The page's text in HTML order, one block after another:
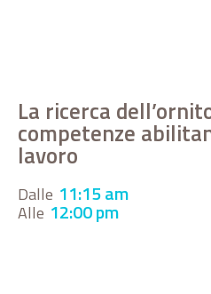
La ricerca
competenze
lavoro
Dalle 11:15 am
Alle 12:00 pm